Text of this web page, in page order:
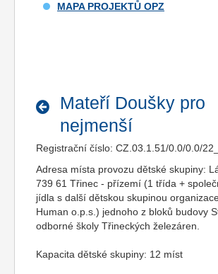
MAPA PROJEKTŮ OPZ
Mateří Doušky pro
nejmenší
Registrační číslo: CZ.03.1.51/0.0/0.0/
Adresa místa provozu dětské skupiny:
739 61 Třinec - přízemí (1 třída +
jídla s další dětskou skupinou
Human o.p.s.) jednoho z bloků budovy
odborné školy Třineckých železáren.
Kapacita dětské skupiny: 12 míst